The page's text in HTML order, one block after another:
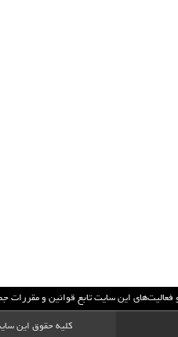
اين سايت تابع قوانين و مقررات
کلیه حقوق این